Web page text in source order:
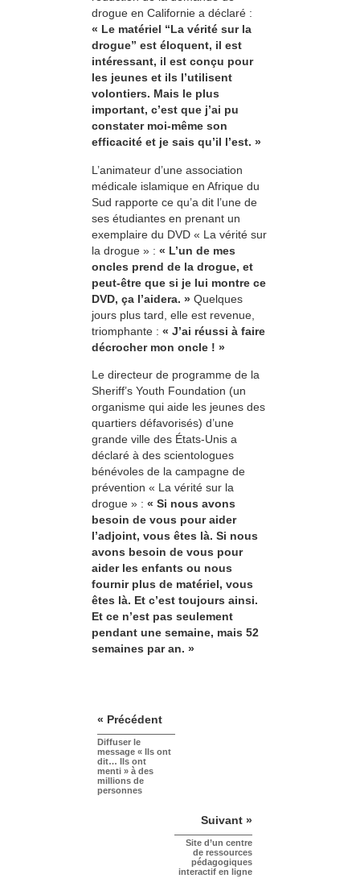
drogue en Californie a déclaré :
« Le matériel “La vérité sur la
drogue” est éloquent, il est
intéressant, il est conçu pour
les jeunes et ils l’utilisent
volontiers. Mais le plus
important, c’est que j’ai pu
constater moi-même son
efficacité et je sais qu’il l’est. »
L’animateur d’une association
médicale islamique en Afrique du
Sud rapporte ce qu’a dit l’une de
ses étudiantes en prenant un
exemplaire du DVD « La vérité sur
la drogue » : « L’un de mes
oncles prend de la drogue, et
peut-être que si je lui montre ce
DVD, ça l’aidera. » Quelques
jours plus tard, elle est revenue,
triomphante : « J’ai réussi à faire
décrocher mon oncle ! »
Le directeur de programme de la
Sheriff’s Youth Foundation (un
organisme qui aide les jeunes des
quartiers défavorisés) d’une
grande ville des États-Unis a
déclaré à des scientologues
bénévoles de la campagne de
prévention « La vérité sur la
drogue » : « Si nous avons
besoin de vous pour aider
l’adjoint, vous êtes là. Si nous
avons besoin de vous pour
aider les enfants ou nous
fournir plus de matériel, vous
êtes là. Et c’est toujours ainsi.
Et ce n’est pas seulement
pendant une semaine, mais 52
semaines par an. »
« Précédent
Diffuser le
message « Ils ont
dit… Ils ont
menti » à des
millions de
personnes
Suivant »
Site d’un centre
de ressources
pédagogiques
interactif en ligne